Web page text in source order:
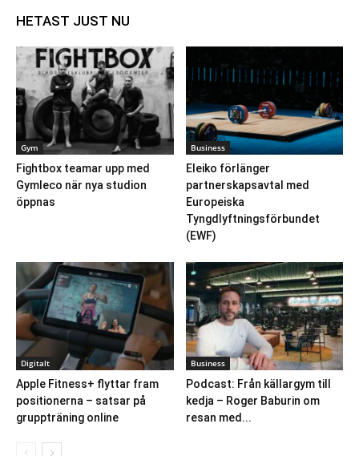
HETAST JUST NU
Gym
Fightbox teamar upp med
Gymleco när nya studion
öppnas
Business
Eleiko förlänger
partnerskapsavtal med
Europeiska
Tyngdlyftningsförbundet
(EWF)
Digitalt
Apple Fitness+ flyttar fram
positionerna – satsar på
gruppträning online
Business
Podcast: Från källargym till
kedja – Roger Baburin om
resan med...